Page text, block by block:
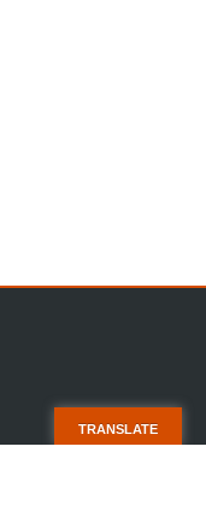
TRANSLATE